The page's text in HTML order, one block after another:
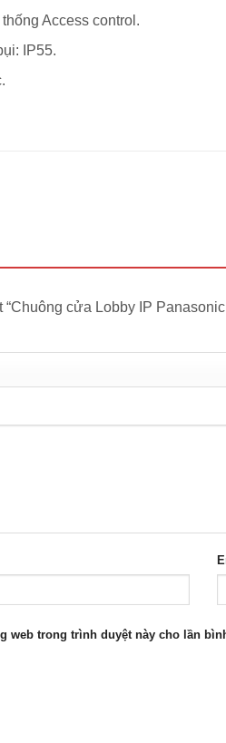
Access control.
IP55.
cửa Lobby IP
web trong trình duyệt này cho lần